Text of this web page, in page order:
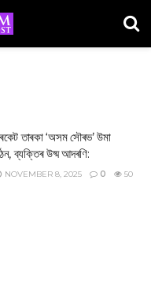
তাৰকা ‘অসম সৌৰভ’ উমা
ব্যক্তিৰ উষ্ম আদৰণি:
NOVEMBER 8, 2025 0 50